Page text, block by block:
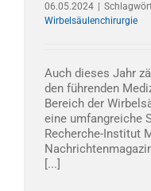
06.05.2024
Wirbelsäulenchirurgie
Auch dieses Jahr
den führenden
Bereich der
eine umfangreiche
Recherche-Institut
[...]